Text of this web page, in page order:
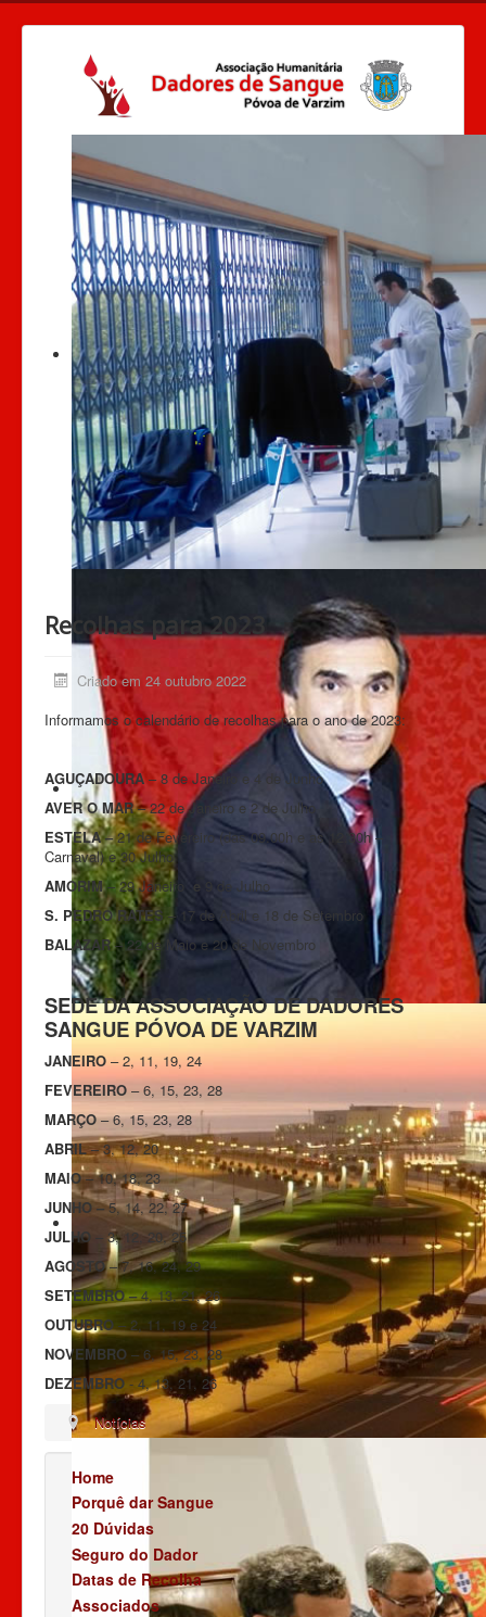
Recolhas para 2023
Criado em 24 outubro 2022
Informamos o calendário de recolhas para o ano de 2023:
AGUÇADOURA– 8 de Janeiro e 4 de Junho
AVER O MAR– 22 de Janeiro e 2 de Julho
ESTELA –21 de Fevereiro (das 09.00h e as 12.30h –
Carnaval) e 30 Julho
AMORIM– 29 Janeiro e
9 de Julho
S. PEDRO RATES – 17 de Abril e 18 de Setembro
BALAZAR– 22 de Maio e 20 de Novembro
SEDE DA ASSOCIAÇÃO DE DADORES
SANGUE PÓVOA DE VARZIM
JANEIRO– 2, 11, 19, 24
FEVEREIRO – 6, 15, 23, 28
MARÇO– 6, 15, 23, 28
ABRIL– 3, 12, 20
MAIO– 10, 18, 23
JUNHO –5, 14, 22, 27
JULHO – 3, 12, 20, 25
AGOSTO– 7, 16, 24, 29
SETEMBRO –4, 13, 21, 26
OUTUBRO– 2, 11, 19 e 24
NOVEMBRO – 6, 15, 23, 28
DEZEMBRO - 4, 13, 21, 26
Notícias
Home
Porquê dar Sangue
20 Dúvidas
Seguro do Dador
Datas de Recolha
Associados